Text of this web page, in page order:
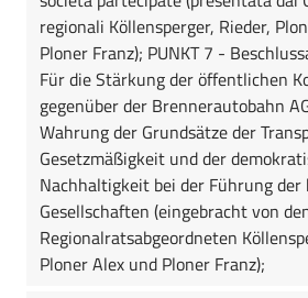
regionali Köllensperger, Rieder,
Ploner Franz); PUNKT 7 -
Für die Stärkung der öffentlichen
gegenüber der Brennerautobahn
Wahrung der Grundsätze der
Gesetzmäßigkeit und der
Nachhaltigkeit bei der Führung
Gesellschaften (eingebracht von
Regionalratsabgeordneten
Ploner Alex und Ploner Franz);